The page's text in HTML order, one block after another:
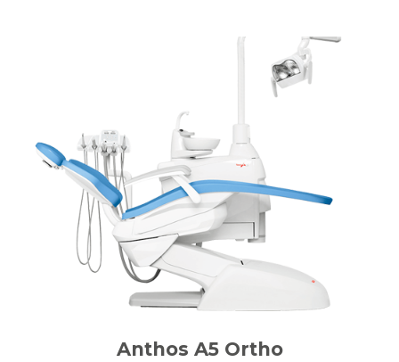
Anthos A5 Ortho